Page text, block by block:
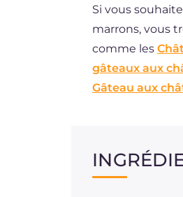
Si vous
marrons, vous
comme les
gâteaux aux
Gâteau aux